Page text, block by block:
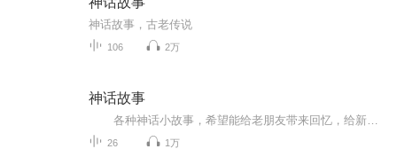
神话故事，古老传说
106 2万
神话故事
26 1万